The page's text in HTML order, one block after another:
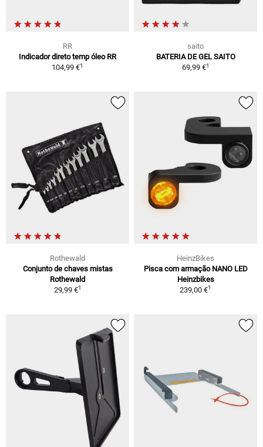
RR
Indicador direto temp óleo RR
104,99 €1
saito
BATERIA DE GEL SAITO
69,99 €1
Rothewald
Conjunto de chaves mistas
Rothewald
29,99 €1
HeinzBikes
Pisca com armação NANO LED
Heinzbikes
239,00 €1